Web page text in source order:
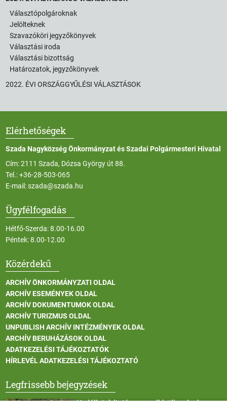
Választópolgároknak
Jelölteknek
Szavazóköri jegyzőkönyvek
Választási iroda
Választási bizottság
Határozatok, jegyzőkönyvek
2022. ÉVI ORSZÁGGYŰLÉSI VÁLASZTÁSOK
Elérhetőségek
Szada Nagyközség Önkormányzat és Szadai Polgármesteri Hivatal
Cím: 2111 Szada, Dózsa György út 88.
Tel.:+36-28-503-065
E-mail:szada@szada.hu
Ügyfélfogadás
Hétfő-Szerda: 8.00-16.00
Péntek: 8.00-12.00
Közérdekű
ARCHÍV ÖNKORMÁNYZATI OLDAL
ARCHÍV ESEMÉNYEK OLDAL
ARCHÍV DOKUMENTUMOK OLDAL
ARCHÍV TURIZMUS OLDAL
UNPUBLISH ARCHÍV INTÉZMÉNYEK OLDAL
ARCHÍV BERUHÁZÁSOK OLDAL
ADATKEZELÉSI TÁJÉKOZTATÓK
HÍRLEVÉL ADATKEZELÉSI TÁJÉKOZTATÓ
Legfrissebb bejegyzések
Vadállatok itatása a rendkívüli melegben